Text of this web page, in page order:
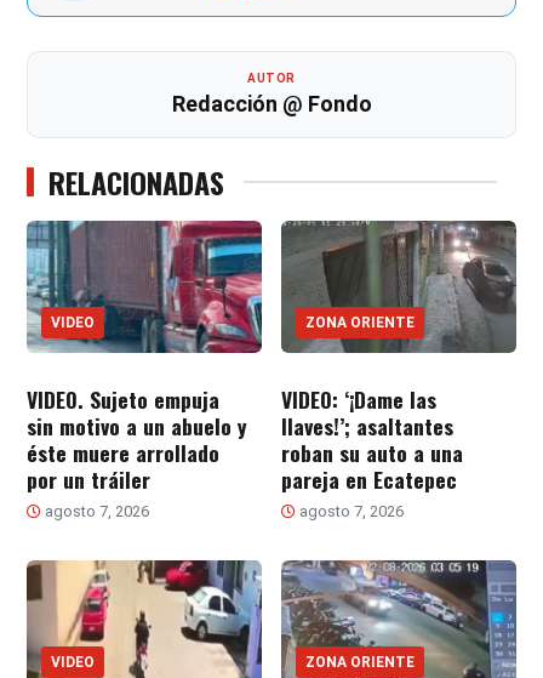
AUTOR
Redacción @ Fondo
RELACIONADAS
VIDEO
VIDEO. Sujeto empuja
sin motivo a un abuelo y
éste muere arrollado
por un tráiler
agosto 7, 2026
ZONA ORIENTE
VIDEO: ‘¡Dame las
llaves!’; asaltantes
roban su auto a una
pareja en Ecatepec
agosto 7, 2026
VIDEO ZONA ORIENTE